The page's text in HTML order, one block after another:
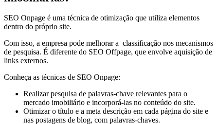
SEO Onpage é uma técnica de otimização que utiliza elementos
dentro do próprio site.
Com isso, a empresa pode melhorar a classificação nos mecanismos
de pesquisa. É diferente do SEO Offpage, que envolve aquisição de
links externos.
Conheça as técnicas de SEO Onpage:
Realizar pesquisa de palavras-chave relevantes para o
mercado imobiliário e incorporá-las no conteúdo do site.
Otimizar o título e a meta descrição em cada página do site e
nas postagens de blog, com palavras-chaves.